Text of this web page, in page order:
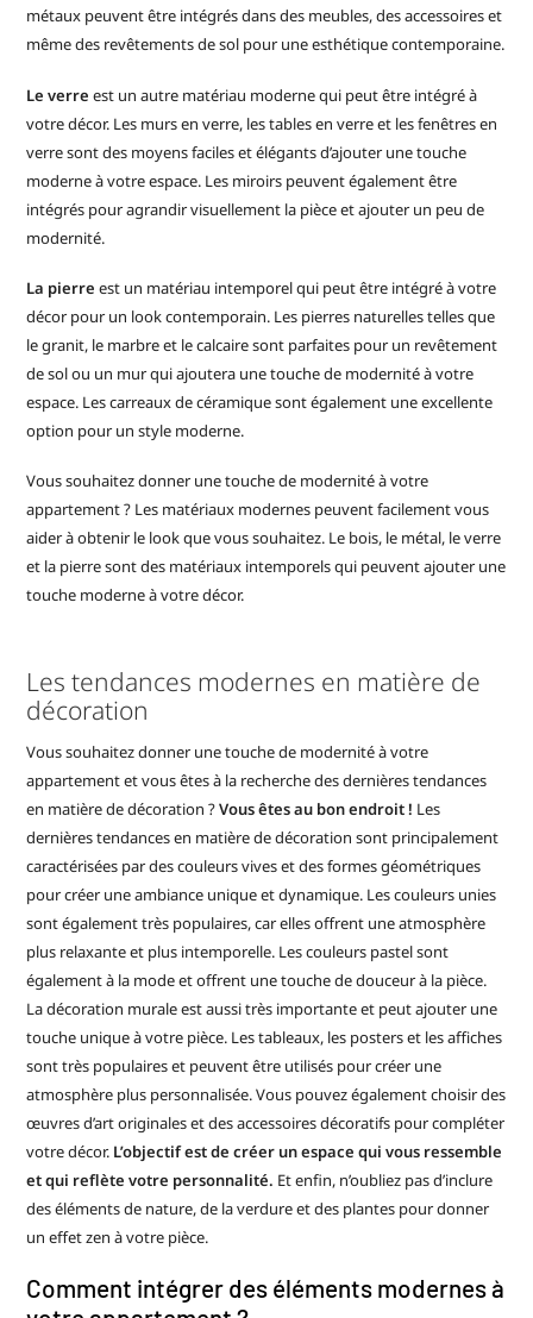
métaux peuvent être intégrés dans des meubles, des accessoires et
même des revêtements de sol pour une esthétique contemporaine.
Le verre est un autre matériau moderne qui peut être intégré à
votre décor. Les murs en verre, les tables en verre et les fenêtres en
verre sont des moyens faciles et élégants d’ajouter une touche
moderne à votre espace. Les miroirs peuvent également être
intégrés pour agrandir visuellement la pièce et ajouter un peu de
modernité.
La pierre est un matériau intemporel qui peut être intégré à votre
décor pour un look contemporain. Les pierres naturelles telles que
le granit, le marbre et le calcaire sont parfaites pour un revêtement
de sol ou un mur qui ajoutera une touche de modernité à votre
espace. Les carreaux de céramique sont également une excellente
option pour un style moderne.
Vous souhaitez donner une touche de modernité à votre
appartement ? Les matériaux modernes peuvent facilement vous
aider à obtenir le look que vous souhaitez. Le bois, le métal, le verre
et la pierre sont des matériaux intemporels qui peuvent ajouter une
touche moderne à votre décor.
Les tendances modernes en matière de
décoration
Vous souhaitez donner une touche de modernité à votre
appartement et vous êtes à la recherche des dernières tendances
en matière de décoration ?Vous êtes au bon endroit ! Les
dernières tendances en matière de décoration sont principalement
caractérisées par des couleurs vives et des formes géométriques
pour créer une ambiance unique et dynamique. Les couleurs unies
sont également très populaires, car elles offrent une atmosphère
plus relaxante et plus intemporelle. Les couleurs pastel sont
également à la mode et offrent une touche de douceur à la pièce.
La décoration murale est aussi très importante et peut ajouter une
touche unique à votre pièce. Les tableaux, les posters et les affiches
sont très populaires et peuvent être utilisés pour créer une
atmosphère plus personnalisée. Vous pouvez également choisir des
œuvres d’art originales et des accessoires décoratifs pour compléter
votre décor. L’objectif est de créer un espace qui vous ressemble
et qui reflète votre personnalité. Et enfin, n’oubliez pas d’inclure
des éléments de nature, de la verdure et des plantes pour donner
un effet zen à votre pièce.
Comment intégrer des éléments modernes à